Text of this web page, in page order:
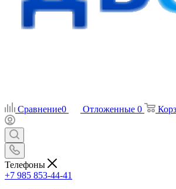
Сравнение0 Отложенные 0
Телефоны
+7 985 853-44-41